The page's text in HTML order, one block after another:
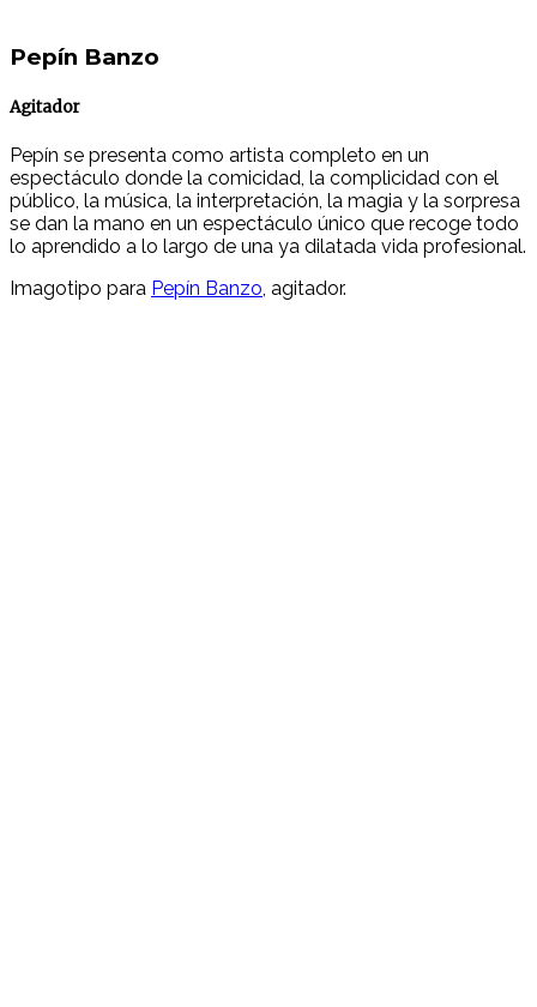
Pepín Banzo
Agitador
Pepín se presenta como artista completo en un
espectáculo donde la comicidad, la complicidad con el
público, la música, la interpretación, la magia y la sorpresa
se dan la mano en un espectáculo único que recoge todo
lo aprendido a lo largo de una ya dilatada vida profesional.
Imagotipo para Pepín Banzo, agitador.